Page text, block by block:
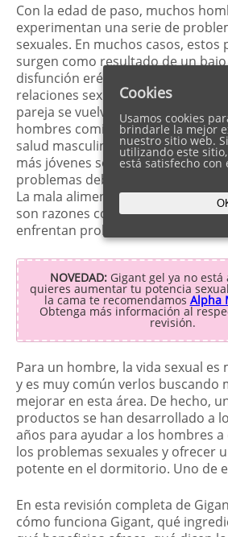
Con la edad de paso, muchos
experimentan una serie de
sexuales. En muchos casos, estos
surgen como resultado de un
disfunción eréctil y eyaculación
relaciones sexuales y proporcionar
pareja se vuelven mucho
hombres comienzan a enfrentar
salud masculinos. Hoy en día,
más jóvenes se están afectando
problemas debido a su vida
La mala alimentación y la falta de
son razones comunes por las que
enfrentan problemas sexuales en
NOVEDAD: Gigant gel ya no está
quieres aumentar tu potencia
la cama te recomendamos Alpha
Obtenga más información al
revisión.
Para un hombre, la vida sexual
y es muy común verlos buscando
mejorar en esta área. De hecho,
productos se han desarrollado a
años para ayudar a los hombres a
los problemas sexuales y ofrecer
potente en el dormitorio. Uno de
En esta revisión completa de
cómo funciona Gigant, qué
Cookies
Usamos cookies
brindarle la mejor
nuestro sitio web.
utilizando este
está satisfecho con